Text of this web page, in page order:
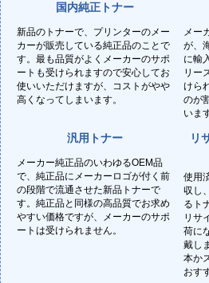
国内純正トナー
新品のトナーで、プリンターのメー
カーが販売している純正品のことで
す。最も品質がよくメーカーのサポ
ートも受けられますので安心してお
使いいただけますが、コストがやや
高くなってしまいます。
メー
が、
に輸
リー
けら
のが
いま
汎用トナー
メーカー純正品のいわゆるOEM品
で、純正品にメーカーロゴが付く前
の段階で流通させた新品トナーで
す。純正品と同様の高品質でお求め
やすい価格ですが、メーカーのサポ
ートは受けられません。
リ
使用
収し
るト
リサ
荷に
戴し
本か
おす